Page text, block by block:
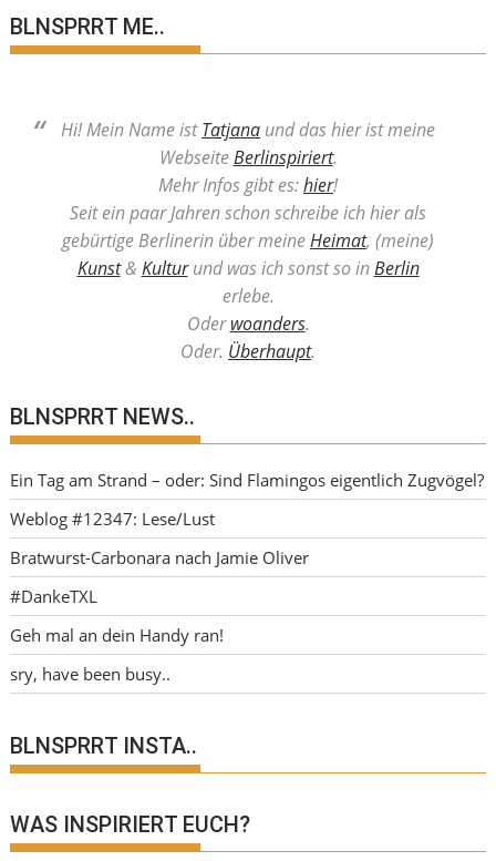
BLNSPRRT ME..
Hi! Mein Name istTatjana und das hier ist meine
WebseiteBerlinspiriert.
Mehr Infos gibt es:hier!
Seit ein paar Jahren schon schreibe ich hier als
gebürtige Berlinerin über meineHeimat, (meine)
Kunst& Kulturund was ich sonst so inBerlin
erlebe.
Oderwoanders.
Oder. Überhaupt.
BLNSPRRT NEWS..
Ein Tag am Strand – oder: Sind Flamingos eigentlich Zugvögel?
Weblog #12347: Lese/Lust
Bratwurst-Carbonara nach Jamie Oliver
#DankeTXL
Geh mal an dein Handy ran!
sry, have been busy..
BLNSPRRT INSTA..
WAS INSPIRIERT EUCH?